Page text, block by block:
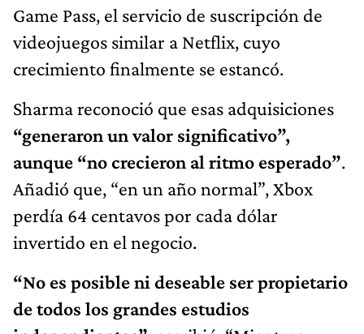
Game Pass, el servicio de suscripción de
videojuegos similar a Netflix, cuyo
crecimiento finalmente se estancó.
Sharma reconoció que esas adquisiciones
“generaron un valor significativo”,
aunque “no crecieron al ritmo esperado”.
Añadió que, “en un año normal”, Xbox
perdía 64 centavos por cada dólar
invertido en el negocio.
“No es posible ni deseable ser propietario
de todos los grandes estudios